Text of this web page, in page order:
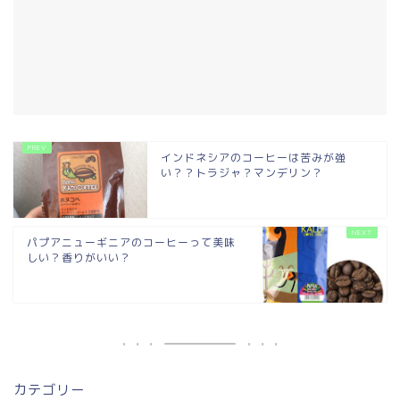
インドネシアのコーヒーは苦みが強
い？？トラジャ？マンデリン？
パプアニューギニアのコーヒーって美味
しい？香りがいい？
カテゴリー